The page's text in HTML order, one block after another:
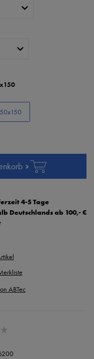
4-5 Tage
Deutschlands ab 100,- €
ABTec